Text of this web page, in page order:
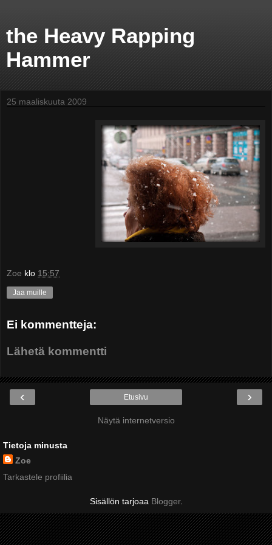
the Heavy Rapping
Hammer
25 maaliskuuta 2009
Zoe klo 15:57
Jaa muille
Ei kommentteja:
Lähetä kommentti
‹ ›
Etusivu
Näytä internetversio
Tietoja minusta
Zoe
Tarkastele profiilia
Sisällön tarjoaa Blogger.